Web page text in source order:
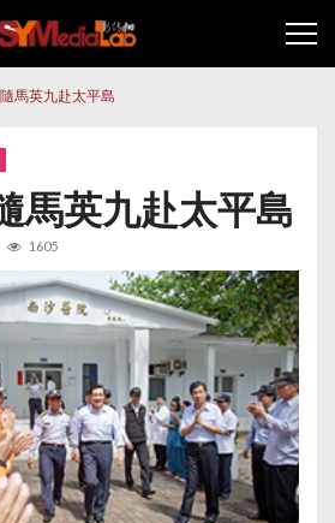
馬英九赴太平島
馬英九赴太平島
1605